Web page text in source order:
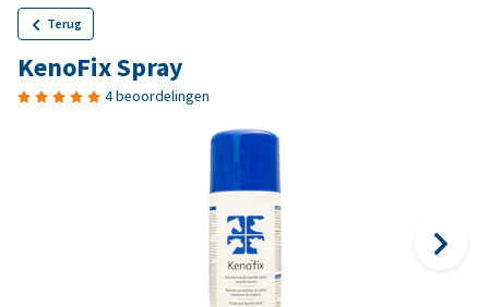
Terug
KenoFix Spray
4 beoordelingen